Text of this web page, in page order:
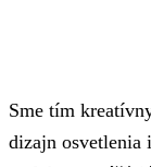
Sme tím
dizajn osvetlenia